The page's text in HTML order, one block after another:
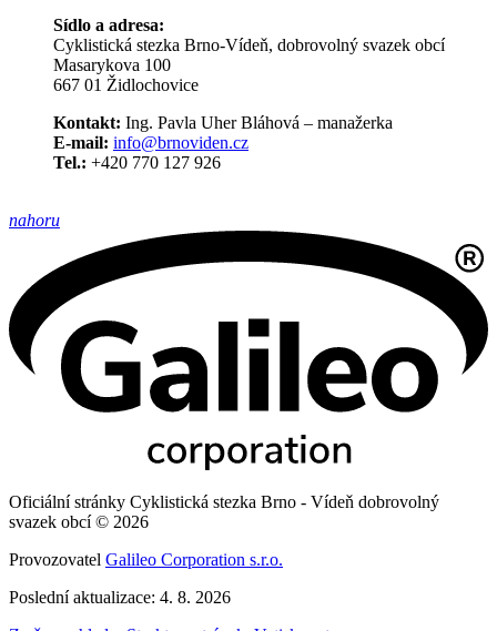
Sídlo a adresa:
Cyklistická stezka Brno-Vídeň, dobrovolný svazek obcí
Masarykova 100
667 01 Židlochovice
Kontakt: Ing. Pavla Uher Bláhová – manažerka
E-mail: info@brnoviden.cz
Tel.: +420 770 127 926
nahoru
Oficiální stránky Cyklistická stezka Brno - Vídeň dobrovolný
svazek obcí © 2026
Provozovatel Galileo Corporation s.r.o.
Poslední aktualizace: 4. 8. 2026